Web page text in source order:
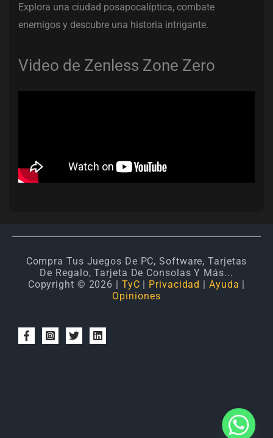
Explora una ciudad posapocalíptica, combate
enemigos y descubre una historia intrigante.
Video de Zenless Zone Zero
Compra Tus Juegos De PC, Software, Tarjetas
De Regalo, Tarjeta De Consolas Y Más...
Copyright © 2026 | TyC | Privacidad | Ayuda |
Opiniones